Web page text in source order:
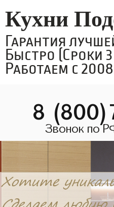
Кухни
Гарантия
Быстро (Сроки
Работаем с
8
Звонок по